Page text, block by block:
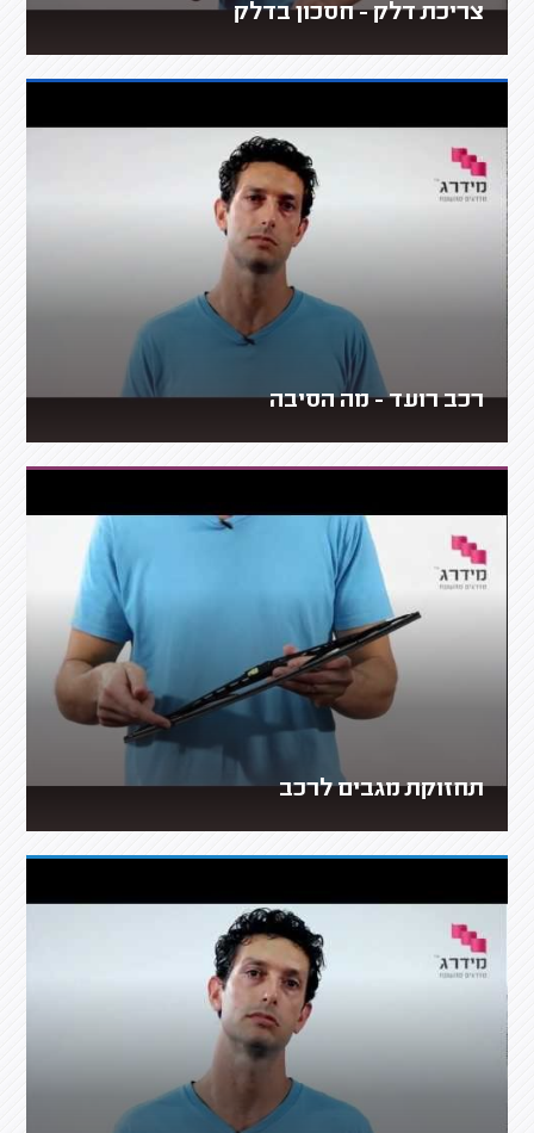
צריכת דלק - חסכון בדלק
רכב רועד - מה הסיבה
תחזוקת מגבים לרכב